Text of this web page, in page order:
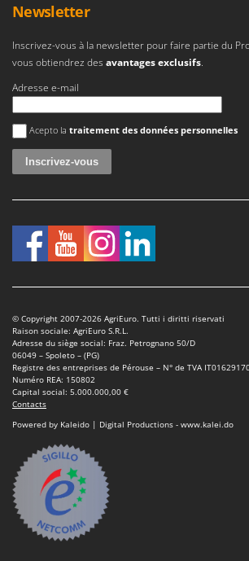
Newsletter
Inscrivez-vous à la newsletter pour faire partie du
vous obtiendrez des avantages exclusifs.
Adresse e-mail
Une erreur est survenue
Acepto la traitement des données personnelles
© Copyright 2007-2026 AgriEuro. Tutti i diritti riservati
Raison sociale: AgriEuro S.R.L.
Adresse du siège social: Fraz. Petrognano 50/D
06049 – Spoleto – (PG)
Registre des entreprises de Pérouse – N° de TVA
Numéro REA: 150802
Capital social: 5.000.000,00 €
Contacts
Powered by Kaleido | Digital Productions - www.kalei.do